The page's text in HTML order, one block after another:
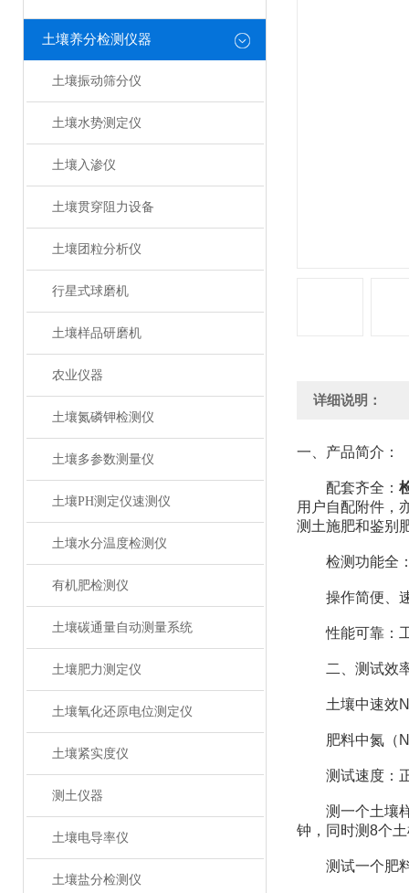
土壤养分检测仪器
土壤振动筛分仪
土壤水势测定仪
土壤入渗仪
土壤贯穿阻力设备
土壤团粒分析仪
行星式球磨机
土壤样品研磨机
农业仪器
土壤氮磷钾检测仪
土壤多参数测量仪
土壤PH测定仪速测仪
土壤水分温度检测仪
有机肥检测仪
土壤碳通量自动测量系统
土壤肥力测定仪
土壤氧化还原电位测定仪
土壤紧实度仪
测土仪器
土壤电导率仪
土壤盐分检测仪
详细说明：
一、产品简介：
配套齐全：
用户自配附件，
测土施肥和鉴别
检测功能全：
操作简便、速
性能可靠：工
二、测试效
土壤中速效N
肥料中氮（N
测试速度：正
测一个土壤样
钟，同时测8个
测试一个肥料